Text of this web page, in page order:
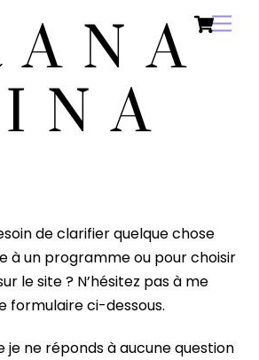
de clarifier quelque chose
à un programme ou pour choisir
le site ? N’hésitez pas à me
formulaire ci-dessous.
je ne réponds à aucune question